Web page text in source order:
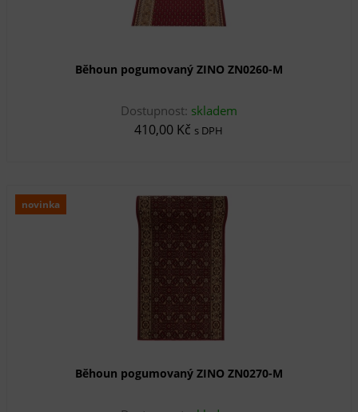
Běhoun pogumovaný ZINO ZN0260-M
Dostupnost: skladem
410,00 Kč s DPH
novinka
Běhoun pogumovaný ZINO ZN0270-M